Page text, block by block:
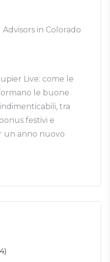
in Colorado
Live: come le
le buone
tra
festivi e
un anno nuovo